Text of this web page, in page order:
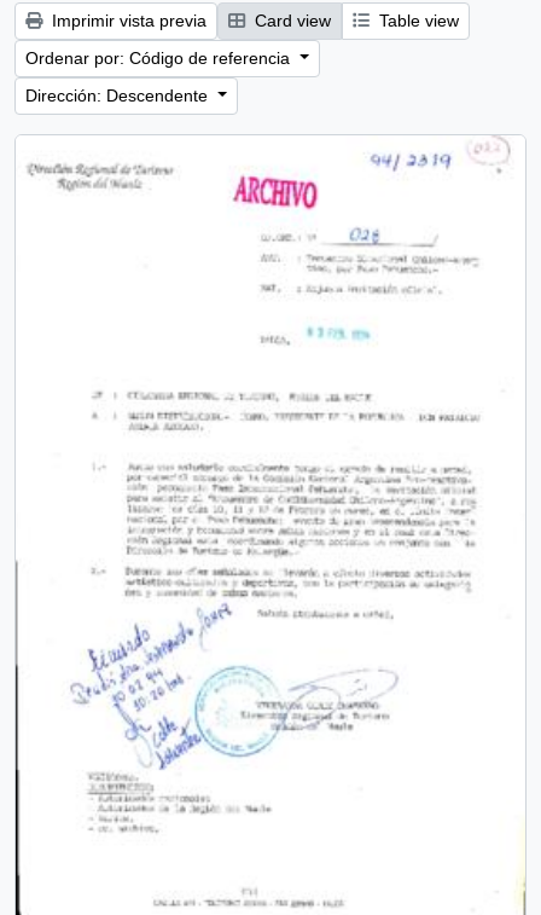
Imprimir vista previa Card view
Table view
Ordenar por: Código de referencia
Dirección: Descendente